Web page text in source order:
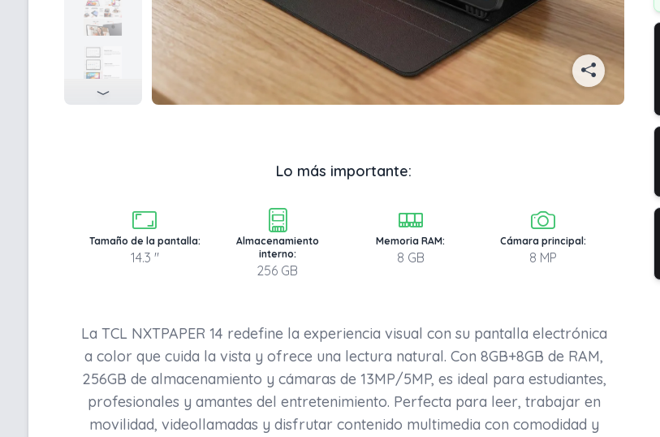
Lo más importante:
Tamaño de la pantalla:
14.3 "
Almacenamiento
interno:
256 GB
Memoria RAM:
8 GB
Cámara principal:
8 MP
La TCL NXTPAPER 14 redefine la experiencia visual con su pantalla electrónica
a color que cuida la vista y ofrece una lectura natural. Con 8GB+8GB de RAM,
256GB de almacenamiento y cámaras de 13MP/5MP, es ideal para estudiantes,
profesionales y amantes del entretenimiento. Perfecta para leer, trabajar en
movilidad, videollamadas y disfrutar contenido multimedia con comodidad y